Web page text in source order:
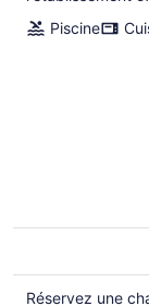
Piscine
Réservez une